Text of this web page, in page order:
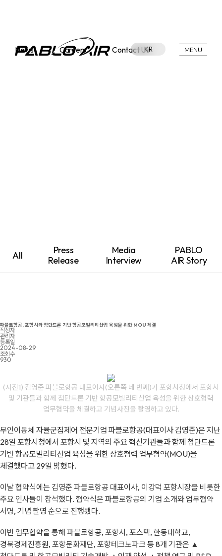
KR MENU
News Careers Contact Us
All
Press
Release
Media
Interview
PABLO
AIR Story
파블로항공, 포항시와 첨단드론 기반 항공모빌리티산업 육성을 위한 MOU 체결
작성자
관리자
등록일
2024-08-29
조회수
930
(사진1) 김영준 파블로항공 대표이사(오른쪽 네 번째)가 포항시청에서 포항시
및 기관들과 함께 첨단드론 기반 항공모빌리티산업 육성을 위한 상호협력
업무협약을 체결하고 기념사진을 촬영하고 있다.
무인이동체 자율군집제어 전문기업 파블로항공(대표이사 김영준)은 지난
28일 포항시청에서 포항시 및 지역의 주요 혁신기관들과 함께 첨단드론
기반 항공모빌리티산업 육성을 위한 상호협력 업무협약(MOU)을
체결했다고 29일 밝혔다.
이날 협약식에는 김영준 파블로항공 대표이사, 이강덕 포항시장을 비롯한
주요 인사들이 참석했다. 협약식은 파블로항공의 기업 소개와 업무협약
서명, 기념 촬영 순으로 진행됐다.
이번 업무협약을 통해 파블로항공, 포항시, 포스텍, 한동대학교,
경북경제진흥원, 포항문화재단, 포항테크노파크 등 8개 기관은 ▲